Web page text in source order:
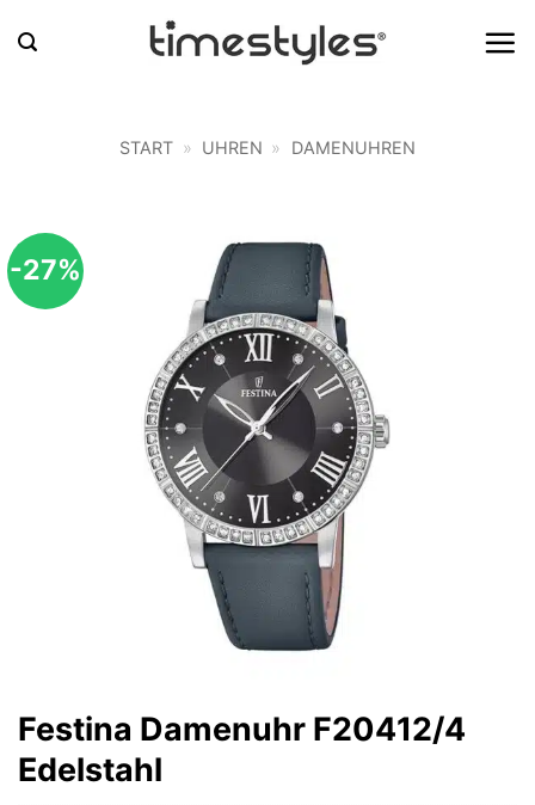
Inhalt
START » UHREN » DAMENUHREN
-27%
Festina Damenuhr F20412/4
Edelstahl